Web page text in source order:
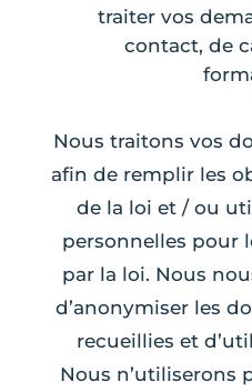
traiter vos
contact, de
Nous traitons vos
afin de remplir les
de la loi et / ou
personnelles pour
par la loi. Nous
d’anonymiser les
recueillies et
Nous n’utiliserons